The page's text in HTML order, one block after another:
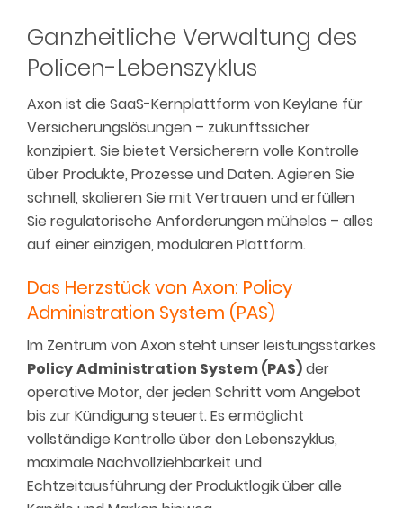
Ganzheitliche Verwaltung des
Policen-Lebenszyklus
Axon ist die SaaS-Kernplattform von Keylane für
Versicherungslösungen – zukunftssicher
konzipiert. Sie bietet Versicherern volle Kontrolle
über Produkte, Prozesse und Daten. Agieren Sie
schnell, skalieren Sie mit Vertrauen und erfüllen
Sie regulatorische Anforderungen mühelos – alles
auf einer einzigen, modularen Plattform.
Das Herzstück von Axon: Policy
Administration System (PAS)
Im Zentrum von Axon steht unser leistungsstarkes
PolicyAdministration System (PAS)der
operative Motor, der jeden Schritt vom Angebot
bis zur Kündigung steuert. Es ermöglicht
vollständige Kontrolle über den Lebenszyklus,
maximale Nachvollziehbarkeit und
Echtzeitausführung der Produktlogik über alle